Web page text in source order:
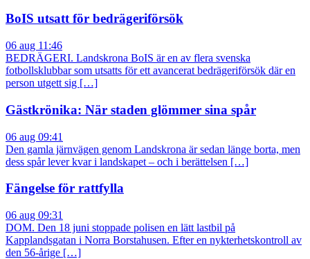
BoIS utsatt för bedrägeriförsök
06 aug 11:46
BEDRÄGERI. Landskrona BoIS är en av flera svenska
fotbollsklubbar som utsatts för ett avancerat bedrägeriförsök där en
person utgett sig […]
Gästkrönika: När staden glömmer sina spår
06 aug 09:41
Den gamla järnvägen genom Landskrona är sedan länge borta, men
dess spår lever kvar i landskapet – och i berättelsen […]
Fängelse för rattfylla
06 aug 09:31
DOM. Den 18 juni stoppade polisen en lätt lastbil på
Kapplandsgatan i Norra Borstahusen. Efter en nykterhetskontroll av
den 56-årige […]